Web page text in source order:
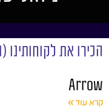
הכירו את
Arrow
קרא עוד »